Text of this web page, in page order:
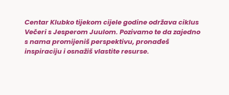
Centar Klubko tijekom cijele godine održava ciklus
Večeri s Jesperom Juulom. Pozivamo te da zajedno
s nama promijeniš perspektivu, pronađeš
inspiraciju i osnažiš vlastite resurse.